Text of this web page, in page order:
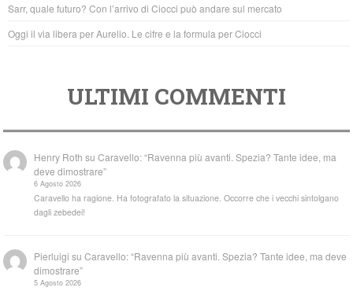
Sarr, quale futuro? Con l’arrivo di Ciocci può andare sul mercato
Oggi il via libera per Aurelio. Le cifre e la formula per Ciocci
ULTIMI COMMENTI
Henry Roth suCaravello: “Ravenna più avanti. Spezia? Tante idee, ma
deve dimostrare”
6 Agosto 2026
Caravello ha ragione. Ha fotografato la situazione. Occorre che i vecchi sintolgano
dagli zebedei!
Pierluigi suCaravello: “Ravenna più avanti. Spezia? Tante idee, ma deve
dimostrare”
5 Agosto 2026